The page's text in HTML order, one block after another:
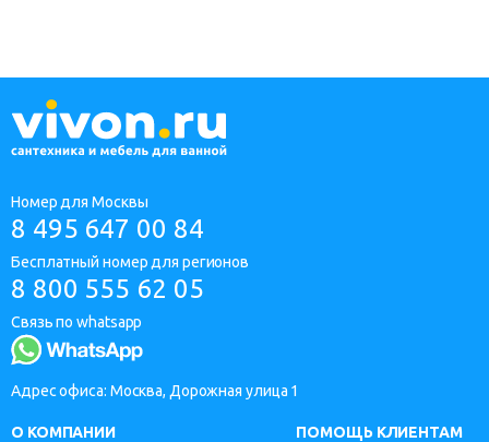
Номер для Москвы
8 495 647 00 84
Бесплатный номер для регионов
8 800 555 62 05
Связь по whatsapp
Адрес офиса: Москва, Дорожная улица 1
О КОМПАНИИ
ПОМОЩЬ КЛИЕНТАМ